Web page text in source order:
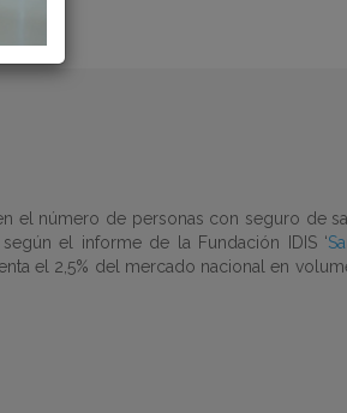
el número de personas con seguro de
el informe de la Fundación IDIS ‘
el 2,5% del mercado nacional en